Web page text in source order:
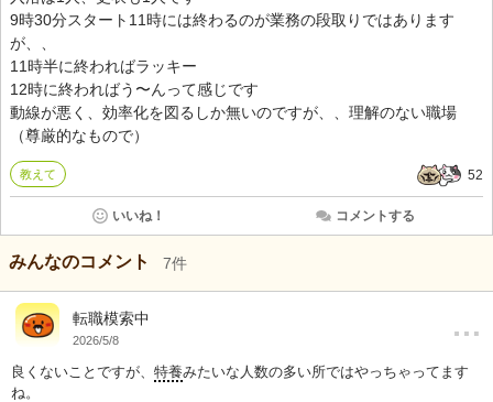
9時30分スタート11時には終わるのが業務の段取りではあります
が、、
11時半に終わればラッキー
12時に終わればう〜んって感じです
動線が悪く、効率化を図るしか無いのですが、、理解のない職場
（尊厳的なもので）
教えて 52
いいね！ コメントする
みんなのコメント 7件
転職模索中
2026/5/8 …
良くないことですが、 特養みたいな人数の多い所ではやっちゃってます
ね。